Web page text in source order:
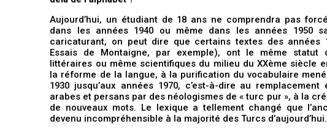
Aujourd’hui, un étudiant de 18 ans ne comprendra pas
dans les années 1940 ou même dans les années 1950
caricaturant, on peut dire que certains textes des années
Essais de Montaigne, par exemple), ont le même statut
littéraires ou même scientifiques du milieu du XXème siècle
la réforme de la langue, à la purification du vocabulaire
1930 jusqu’aux années 1970, c’est-à-dire au
arabes et persans par des néologismes de « turc pur », à la
de nouveaux mots. Le lexique a tellement changé que
devenu incompréhensible à la majorité des Turcs d’aujourd’hui.